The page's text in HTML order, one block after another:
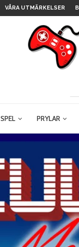
VÅRA UTMÄRKELSER
SPEL PRYLAR